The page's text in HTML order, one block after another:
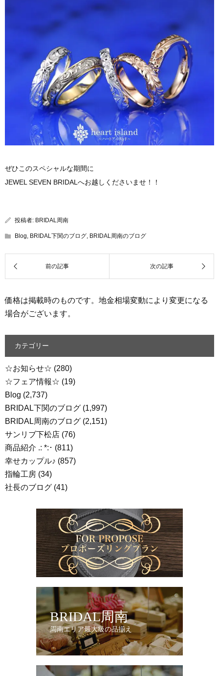
ぜひこのスペシャルな期間に
JEWEL SEVEN BRIDALへお越しくださいませ！！
投稿者: BRIDAL周南
Blog, BRIDAL下関のブログ, BRIDAL周南のブログ
価格は掲載時のものです。地金相場変動により変更になる
場合がございます。
カテゴリー
☆お知らせ☆ (280)
☆フェア情報☆ (19)
Blog (2,737)
BRIDAL下関のブログ (1,997)
BRIDAL周南のブログ (2,151)
サンリブ下松店 (76)
商品紹介 .: *:･ (811)
幸せカップル♪ (857)
指輪工房 (34)
社長のブログ (41)
BRIDAL周南
周南エリア最大級の品揃え